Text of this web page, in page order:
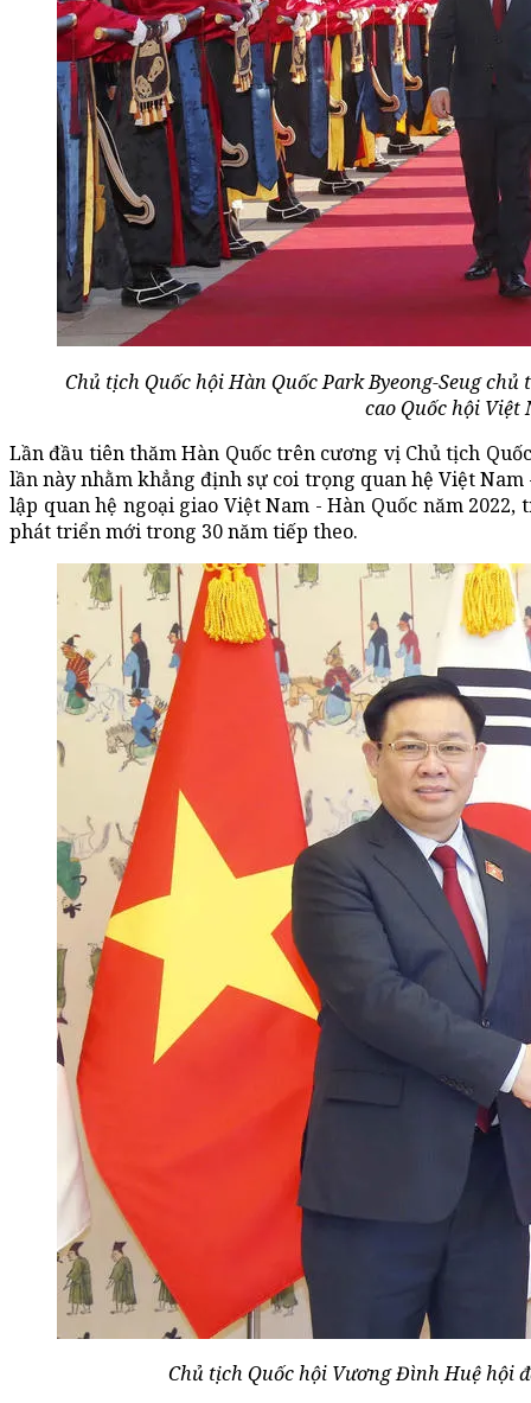
Chủ tịch Quốc hội Hàn Quốc Park Byeong-Seug
cao Quốc hội Việt
Lần đầu tiên thăm Hàn Quốc trên cương vị Chủ tịch
lần này nhằm khẳng định sự coi trọng quan hệ Việt
lập quan hệ ngoại giao Việt Nam - Hàn Quốc năm
phát triển mới trong 30 năm tiếp theo.
Chủ tịch Quốc hội Vương Đình Huệ hội